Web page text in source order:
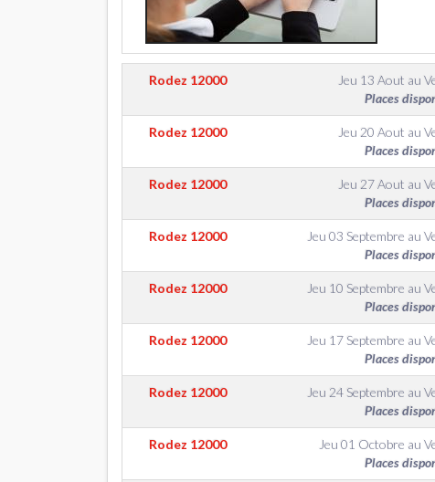
Rodez 12000 Jeu 13 Aout au
Places
Rodez 12000 Jeu 20 Aout au
Places
Rodez 12000 Jeu 27 Aout au
Places
Rodez 12000 Jeu 03 Septembre au
Places
Rodez 12000 Jeu 10 Septembre au
Places
Rodez 12000 Jeu 17 Septembre au
Places
Rodez 12000 Jeu 24 Septembre au
Places
Rodez 12000 Jeu 01 Octobre au
Places